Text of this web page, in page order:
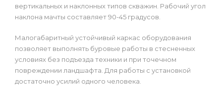
вертикальных и наклонных типов скважин. Рабочий угол
наклона мачты составляет 90-45 градусов.
Малогабаритный устойчивый каркас оборудования
позволяет выполнять буровые работы в стесненных
условиях без подъезда техники и при точечном
повреждении ландшафта. Для работы с установкой
достаточно усилий одного человека.